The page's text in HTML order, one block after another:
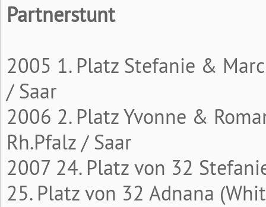
Partnerstunt
2005 1. Platz Stefanie &
/ Saar
2006 2. Platz Yvonne &
Rh.Pfalz / Saar
2007 24. Platz von 32
25. Platz von 32 Adnana